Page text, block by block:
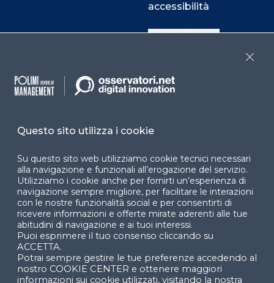
accessibilità
Cookie Center
Facebook LinkedIn
© 2024 Copyright © Politecnico di Milano Dipartimento
di Ingegneria Gestionale
Questo sito utilizza i cookie
Su questo sito web utilizziamo cookie tecnici necessari
alla navigazione e funzionali all’erogazione del servizio.
Utilizziamo i cookie anche per fornirti un’esperienza di
navigazione sempre migliore, per facilitare le interazioni
con le nostre funzionalità social e per consentirti di
ricevere informazioni e offerte mirate aderenti alle tue
abitudini di navigazione e ai tuoi interessi.
Puoi esprimere il tuo consenso cliccando su
ACCETTA.
Potrai sempre gestire le tue preferenze accedendo al
nostro COOKIE CENTER e ottenere maggiori
informazioni sui cookie utilizzati, visitando la nostra